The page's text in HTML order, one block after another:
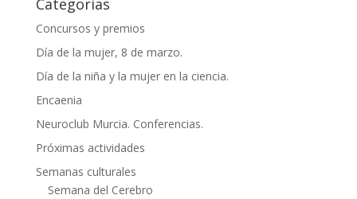
Categorías
Concursos y premios
Día de la mujer, 8 de marzo.
Día de la niña y la mujer en la ciencia.
Encaenia
Neuroclub Murcia. Conferencias.
Próximas actividades
Semanas culturales
Semana del Cerebro